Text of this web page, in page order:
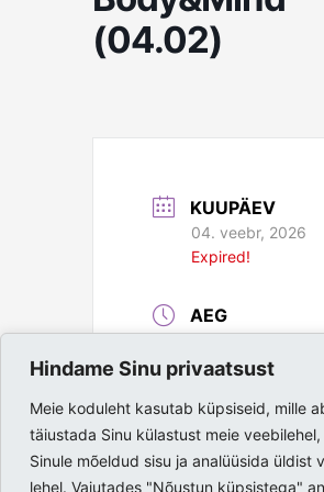
Hindame Sinu privaatsust
Meie koduleht kasutab küpsiseid, mille
täiustada Sinu külastust meie
Sinule mõeldud sisu ja analüüsida üldist
lehel. Vajutades "Nõustun küpsistega"
(04.02)
KUUPÄEV
04. veebr, 2026
Expired!
AEG
ASUKOHT
Paide